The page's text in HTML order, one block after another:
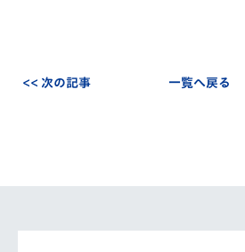
<< 次の記事 一覧へ戻る